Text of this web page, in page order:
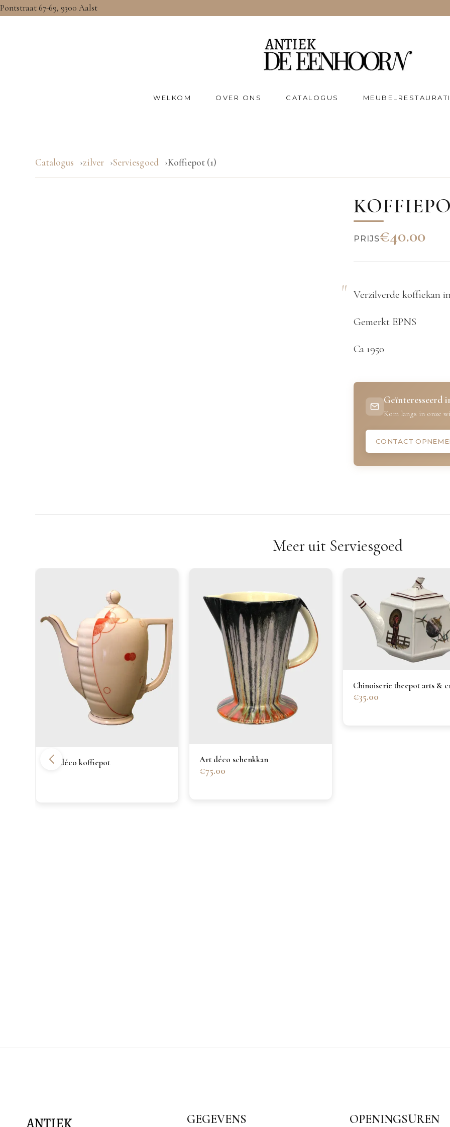
Pontstraat 67-69, 9300 Aalst
WELKOM OVER ONS CATALOGUS
Catalogus zilver Serviesgoed Koffiepot (1)
PRIJS€40.00
Verzilverde koffiekan
Gemerkt EPNS
Ca 1950
Geïnteresseerd
Kom langs in onze
CONTACT
Meer uit Serviesgoed
Art déco koffiepot Art déco schenkkan
€75.00
Chinoiserie theepot arts &
€35.00
GEGEVENS OPENINGSUREN